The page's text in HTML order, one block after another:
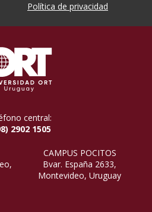
Política de privacidad
central:
2902 1505
CAMPUS POCITOS
Bvar. España 2633,
Montevideo, Uruguay